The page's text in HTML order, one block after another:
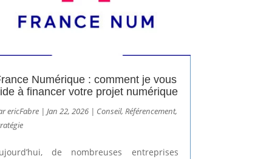
Numérique : comment je vous
à financer votre projet numérique
ericFabre| Jan 22, 2026| Conseil, Référencement,
de nombreuses entreprises